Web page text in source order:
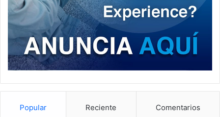
Popular Reciente Comentarios